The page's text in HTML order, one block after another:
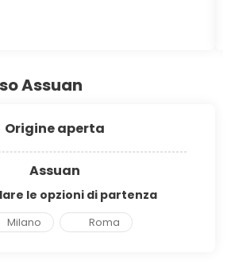
Assuan
Origine aperta
Assuan
le opzioni di partenza
Milano Roma